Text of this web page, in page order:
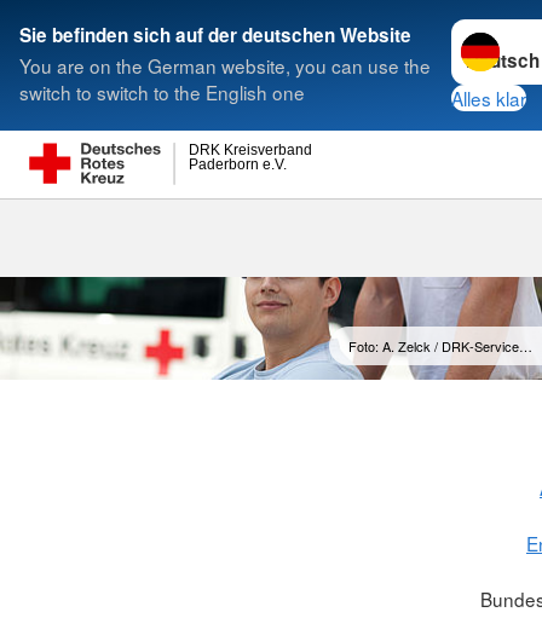
Sie befinden sich auf der deutschen Website
You are on the German website, you can use the
switch to switch to the English one
Sprache
Alles klar
Paderborn e.V.
DRK Kreisverband
Suche
Foto: A. Zelck / DRK-Service…